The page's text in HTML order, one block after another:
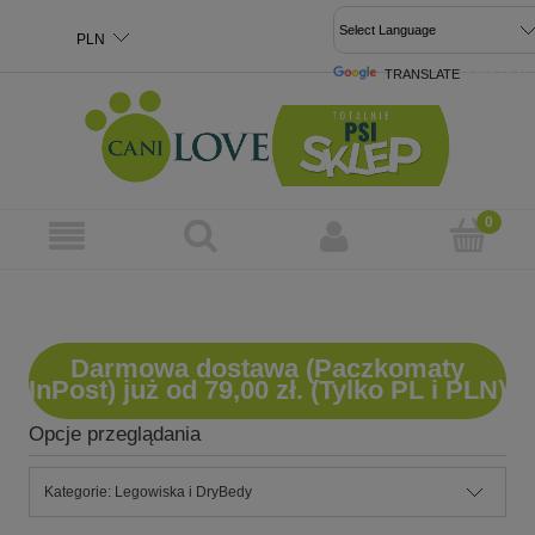
TRANSLATE
Darmowa dostawa (Paczkomaty
InPost) już od 79,00 zł. (Tylko PL i PLN)
Opcje przeglądania
Kategorie: Legowiska i DryBedy